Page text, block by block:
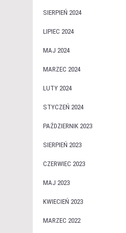
SIERPIEŃ 2024
LIPIEC 2024
MAJ 2024
MARZEC 2024
LUTY 2024
STYCZEŃ 2024
PAŹDZIERNIK 2023
SIERPIEŃ 2023
CZERWIEC 2023
MAJ 2023
KWIECIEŃ 2023
MARZEC 2022